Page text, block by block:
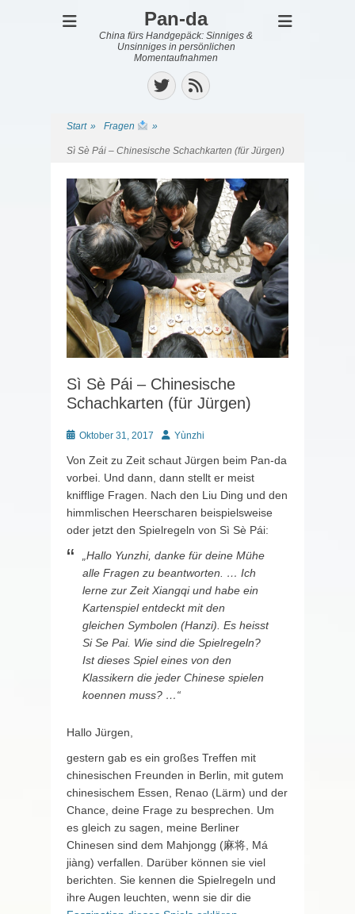
Pan-da
China fürs Handgepäck: Sinniges &
Unsinniges in persönlichen
Momentaufnahmen
Twitter
Feed
Start » Fragen »
Sì Sè Pái – Chinesische Schachkarten (für Jürgen)
Sì Sè Pái – Chinesische
Schachkarten (für Jürgen)
Posted
Oktober 31, 2017 AutorYùnzhi
Von Zeit zu Zeit schaut Jürgen beim Pan-da
vorbei. Und dann, dann stellt er meist
knifflige Fragen. Nach den Liu Ding und den
himmlischen Heerscharen beispielsweise
oder jetzt den Spielregeln von Sì Sè Pái:
„Hallo Yunzhi, danke für deine Mühe
alle Fragen zu beantworten. … Ich
lerne zur Zeit Xiangqi und habe ein
Kartenspiel entdeckt mit den
gleichen Symbolen (Hanzi). Es heisst
Si Se Pai. Wie sind die Spielregeln?
Ist dieses Spiel eines von den
Klassikern die jeder Chinese spielen
koennen muss? …“
Hallo Jürgen,
gestern gab es ein großes Treffen mit
chinesischen Freunden in Berlin, mit gutem
chinesischem Essen, Renao (Lärm) und der
Chance, deine Frage zu besprechen. Um
es gleich zu sagen, meine Berliner
Chinesen sind dem Mahjongg (麻将, Má
jiàng) verfallen. Darüber können sie viel
berichten. Sie kennen die Spielregeln und
ihre Augen leuchten, wenn sie dir die